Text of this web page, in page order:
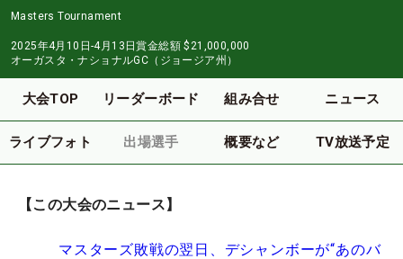
Masters Tournament
2025年4月10日-4月13日賞金総額 $21,000,000
オーガスタ・ナショナルGC（ジョージア州）
大会TOP リーダーボード 組み合せ ニュース
ライブフォト 出場選手 概要など TV放送予定
【この大会のニュース】
マスターズ敗戦の翌日、デシャンボーが“あのバ